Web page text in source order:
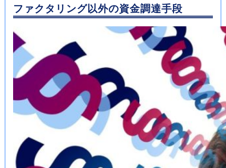
ファクタリング以外の資金調達手段